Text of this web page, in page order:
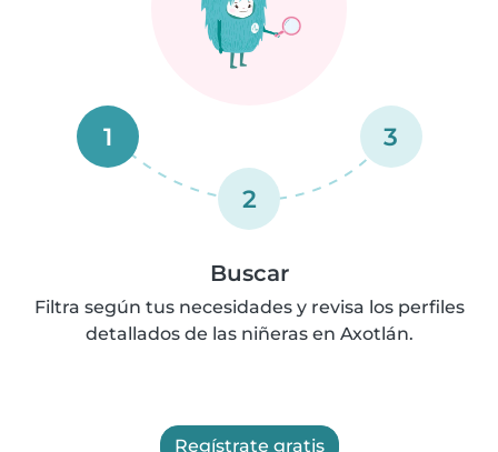
1
2
3
Buscar
Filtra según tus necesidades y revisa los perfiles
detallados de las niñeras en Axotlán.
Regístrate gratis